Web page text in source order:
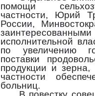
помощи
частности, Юрий
России,
исполнительной
по увеличению
поставки
продукции и
частности
больниц.